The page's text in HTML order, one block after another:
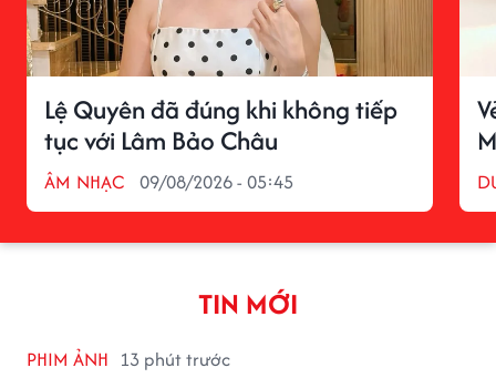
Lệ Quyên đã đúng khi không tiếp
tục với Lâm Bảo Châu
ÂM NHẠC 09/08/2026 - 05:45
TIN MỚI
PHIM ẢNH 13 phút trước